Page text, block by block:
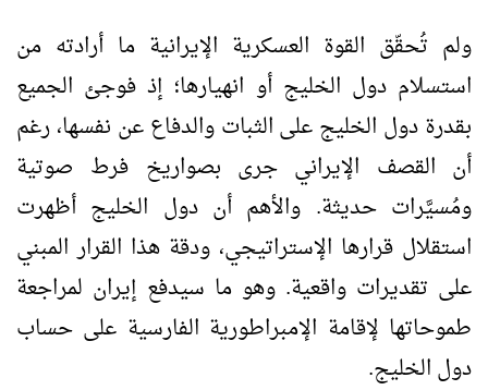
ولم تُحقّق القوة العسكرية الإيرانية ما أرادته من
استسلام دول الخليج أو انهيارها؛ إذ فوجئ الجميع
بقدرة دول الخليج على الثبات والدفاع عن نفسها، رغم
أن القصف الإيراني جرى بصواريخ فرط صوتية
ومُسيَّرات حديثة. والأهم أن دول الخليج أظهرت
استقلال قرارها الإستراتيجي، ودقة هذا القرار المبني
على تقديرات واقعية. وهو ما سيدفع إيران لمراجعة
طموحاتها لإقامة الإمبراطورية الفارسية على حساب
دول الخليج.